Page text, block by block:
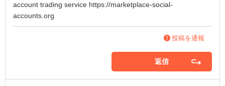
account trading service https://marketplace-social-
accounts.org
投稿を通報
返信